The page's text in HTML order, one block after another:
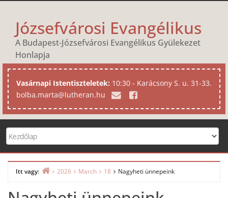
contentJózsefvárosi Evangélikus
A Budapest-Józsefvárosi Evangélikus Gyülekezet
Honlapja
Vasárnapi Istentiszteletek: 10:30 - Karácsony S. u. 31-33.
bolba.marta@lutheran.hu
Itt vagy:
2026 March 18 Nagyheti ünnepeink